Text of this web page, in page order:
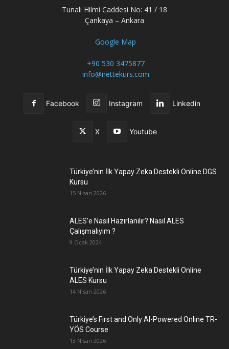
Tunalı Hilmi Caddesi No: 41 / 18
Çankaya – Ankara
Google Map
+90 530 3475877
info@nettekurs.com
Facebook Instagram Linkedin
X Youtube
Türkiye’nin İlk Yapay Zeka Destekli Online DGS
Kursu
15 Nisan 2026
ALES’e Nasıl Hazırlanılır? Nasıl ALES
Çalışmalıyım ?
9 Ocak 2024
Türkiye’nin İlk Yapay Zeka Destekli Online
ALES Kursu
14 Nisan 2026
Türkiye’s First and Only AI-Powered Online TR-
YÖS Course
13 Nisan 2026